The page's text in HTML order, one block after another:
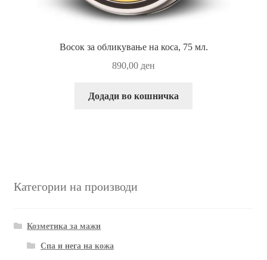
Восок за обликување на коса, 75 мл.
890,00 ден
Додади во кошничка
Категории на производи
Козметика за мажи
Спа и нега на кожа